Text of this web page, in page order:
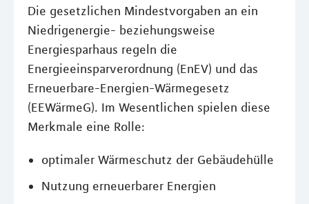
Die gesetzlichen Mindestvorgaben an ein
Niedrigenergie- beziehungsweise
Energiesparhaus regeln die
Energieeinsparverordnung (EnEV) und das
Erneuerbare-Energien-Wärmegesetz
(EEWärmeG). Im Wesentlichen spielen diese
Merkmale eine Rolle:
optimaler Wärmeschutz der Gebäudehülle
Nutzung erneuerbarer Energien